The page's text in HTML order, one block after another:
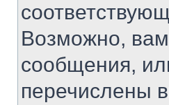
Возможно, вам
сообщения,
перечислены